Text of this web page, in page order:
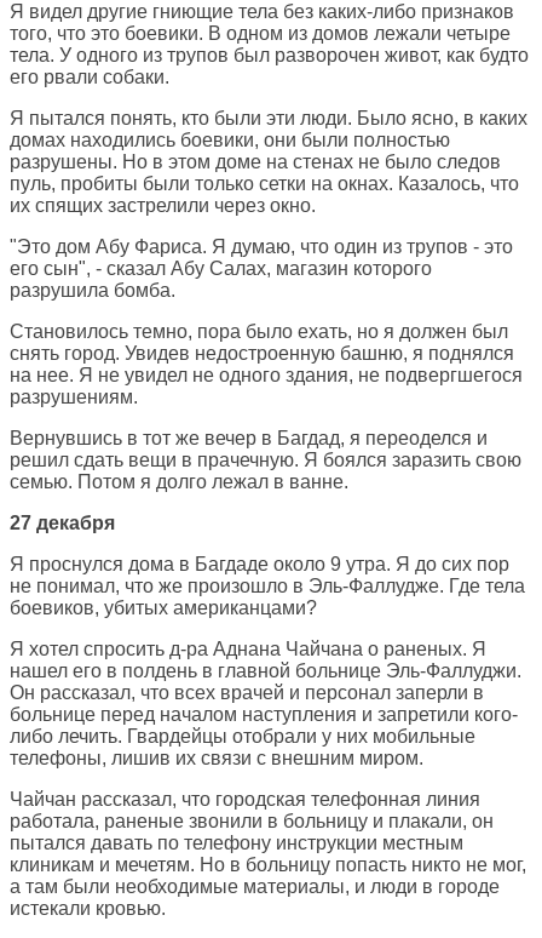
Я видел другие гниющие тела без каких-либо признаков
того, что это боевики. В одном из домов лежали четыре
тела. У одного из трупов был разворочен живот, как будто
его рвали собаки.
Я пытался понять, кто были эти люди. Было ясно, в каких
домах находились боевики, они были полностью
разрушены. Но в этом доме на стенах не было следов
пуль, пробиты были только сетки на окнах. Казалось, что
их спящих застрелили через окно.
"Это дом Абу Фариса. Я думаю, что один из трупов - это
его сын", - сказал Абу Салах, магазин которого
разрушила бомба.
Становилось темно, пора было ехать, но я должен был
снять город. Увидев недостроенную башню, я поднялся
на нее. Я не увидел не одного здания, не подвергшегося
разрушениям.
Вернувшись в тот же вечер в Багдад, я переоделся и
решил сдать вещи в прачечную. Я боялся заразить свою
семью. Потом я долго лежал в ванне.
27 декабря
Я проснулся дома в Багдаде около 9 утра. Я до сих пор
не понимал, что же произошло в Эль-Фаллудже. Где тела
боевиков, убитых американцами?
Я хотел спросить д-ра Аднана Чайчана о раненых. Я
нашел его в полдень в главной больнице Эль-Фаллуджи.
Он рассказал, что всех врачей и персонал заперли в
больнице перед началом наступления и запретили кого-
либо лечить. Гвардейцы отобрали у них мобильные
телефоны, лишив их связи с внешним миром.
Чайчан рассказал, что городская телефонная линия
работала, раненые звонили в больницу и плакали, он
пытался давать по телефону инструкции местным
клиникам и мечетям. Но в больницу попасть никто не мог,
а там были необходимые материалы, и люди в городе
истекали кровью.